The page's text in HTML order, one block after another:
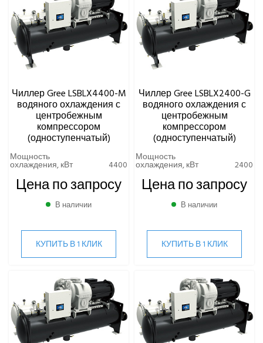
Чиллер Gree LSBLX4400-M
водяного охлаждения с
центробежным
компрессором
(одноступенчатый)
Мощность
охлаждения, кВт 4400
Цена по запросу
В наличии
КУПИТЬ В 1 КЛИК
Чиллер Gree LSBLX2400-G
водяного охлаждения с
центробежным
компрессором
(одноступенчатый)
Мощность
охлаждения, кВт 2400
Цена по запросу
В наличии
КУПИТЬ В 1 КЛИК